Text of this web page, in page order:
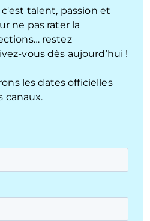
talent, passion et
ne pas rater la
restez
vous dès aujourd’hui !
les dates officielles
canaux.